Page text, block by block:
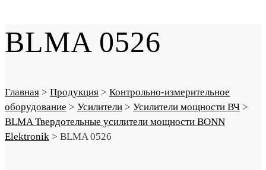
BLMA 0526
Главная > Продукция > Контрольно-измерительное
оборудование > Усилители > Усилители мощности ВЧ >
BLMA Твердотельные усилители мощности BONN
Elektronik > BLMA 0526